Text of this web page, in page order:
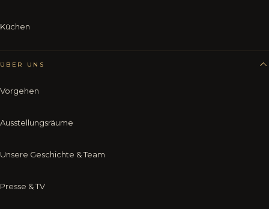
Küchen
ÜBER UNS
Vorgehen
Ausstellungsräume
Unsere Geschichte & Team
Presse & TV